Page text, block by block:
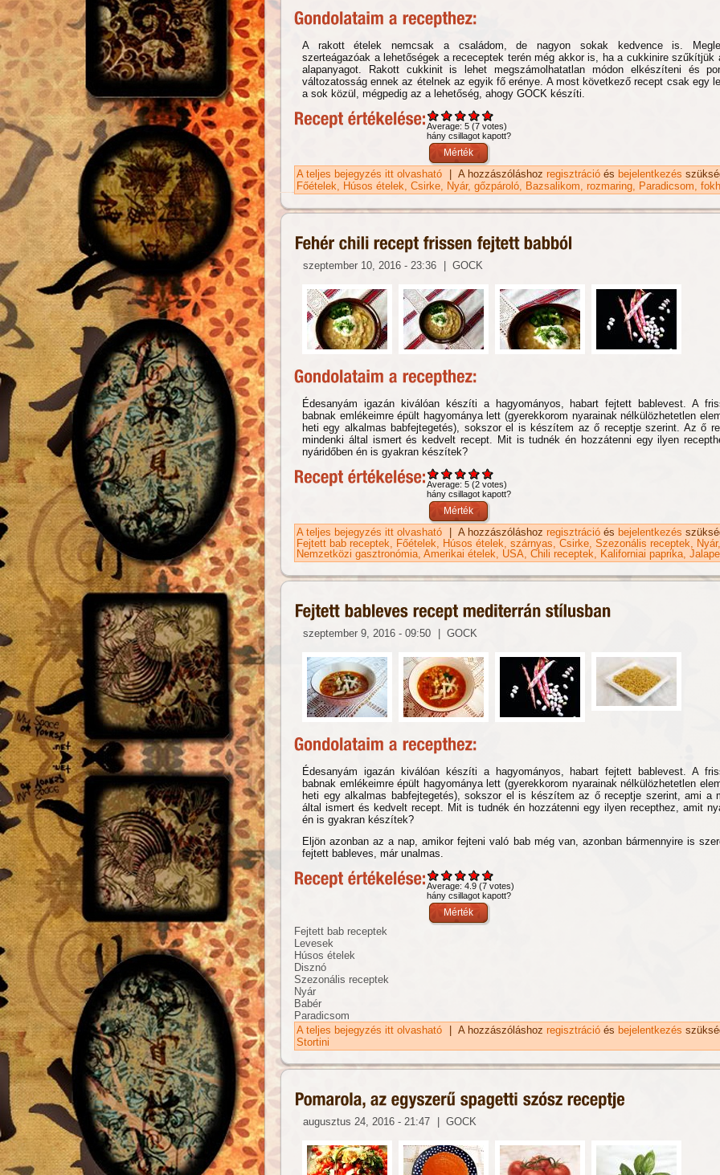
A rakott ételek nemcsak a családom, de nagyon sokak kedvence is.
szerteágazóak a lehetőségek a receceptek terén még akkor is, ha a cukkinire szűkítjük
alapanyagot. Rakott cukkinit is lehet megszámolhatatlan módon elkészíteni és
változatosság ennek az ételnek az egyik fő erénye. A most következő recept csak egy
a sok közül, mégpedig az a lehetőség, ahogy GOCK készíti.
Average: 5 (7 votes)
hány csillagot kapott?
A teljes bejegyzés itt olvasható
GOCK háromsajtos, nyári rakott cukkini receptje
kapcsolatosan
| A hozzászóláshoz regisztráció és bejelentkezés
Főételek
Húsos ételek Csirke Nyár gőzpároló Bazsalikom rozmaring Paradicsom
szeptember 10, 2016 - 23:36 GOCK
Édesanyám igazán kiválóan készíti a hagyományos, habart fejtett bablevest. A
babnak emlékeimre épült hagyománya lett (gyerekkorom nyarainak nélkülözhetetlen
heti egy alkalmas babfejtegetés), sokszor el is készítem az ő receptje szerint. Az ő
mindenki által ismert és kedvelt recept. Mit is tudnék én hozzátenni egy ilyen
nyáridőben én is gyakran készítek?
Average: 5 (2 votes)
hány csillagot kapott?
A teljes bejegyzés itt olvasható Fehér chili recept frissen fejtett babból tartalommal
A hozzászóláshoz regisztráció és bejelentkezés
Fejtett bab receptek
Főételek Húsos ételek szárnyas Csirke Szezonális receptek
Nyár
Nemzetközi gasztronómia Amerikai ételek USA Chili receptek Kaliforniai paprika
szeptember 9, 2016 - 09:50 GOCK
Édesanyám igazán kiválóan készíti a hagyományos, habart fejtett bablevest. A
babnak emlékeimre épült hagyománya lett (gyerekkorom nyarainak nélkülözhetetlen
heti egy alkalmas babfejtegetés), sokszor el is készítem az ő receptje szerint, ami a
által ismert és kedvelt recept. Mit is tudnék én hozzátenni egy ilyen recepthez, amit
én is gyakran készítek?
Eljön azonban az a nap, amikor fejteni való bab még van, azonban bármennyire is
fejtett bableves, már unalmas.
Average: 4.9 (7 votes)
hány csillagot kapott?
Fejtett bab receptek
Levesek
Húsos ételek
Disznó
Szezonális receptek
Nyár
Babér
Paradicsom
A teljes bejegyzés itt olvasható
Fejtett bableves recept mediterrán stílusban tartalommal
A hozzászóláshoz regisztráció és bejelentkezés
Stortini
augusztus 24, 2016 - 21:47 GOCK